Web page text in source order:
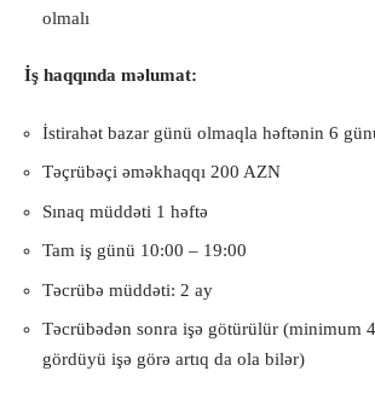
olmalı
İş haqqında məlumat:
İstirahət bazar günü olmaqla həftənin 6
Təçrübəçi əməkhaqqı 200 AZN
Sınaq müddəti 1 həftə
Tam iş günü 10:00 – 19:00
Təcrübə müddəti: 2 ay
Təcrübədən sonra işə götürülür (minimum
gördüyü işə görə artıq da ola bilər)